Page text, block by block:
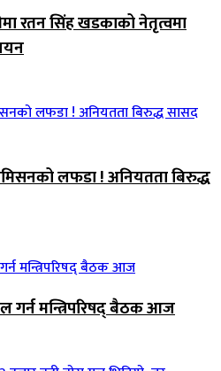
रतन सिंह खडकाको नेतृत्वमा
लफडा ! अनियतता बिरुद्ध
मन्त्रिपरिषद् बैठक आज